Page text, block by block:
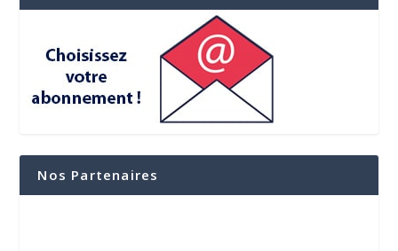
Nos Partenaires